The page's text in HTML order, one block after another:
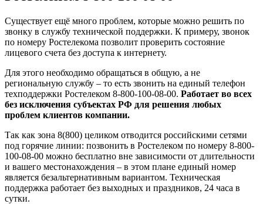
Существует ещё много проблем, которые можно решить по
звонку в службу технической поддержки. К примеру, звонок
по номеру Ростелекома позволит проверить состояние
лицевого счета без доступа к интернету.
Для этого необходимо обращаться в общую, а не
региональную службу – то есть звонить на единый телефон
техподдержки Ростелеком 8-800-100-08-00. Работает во всех
без исключения субъектах РФ для решения любых
проблем клиентов компании.
Так как зона 8(800) целиком отводится российскими сетями
под горячие линии: позвонить в Ростелеком по номеру 8-800-
100-08-00 можно бесплатно вне зависимости от длительности
и вашего местонахождения – в этом плане единый номер
является безальтернативным вариантом. Техническая
поддержка работает без выходных и праздников, 24 часа в
сутки.